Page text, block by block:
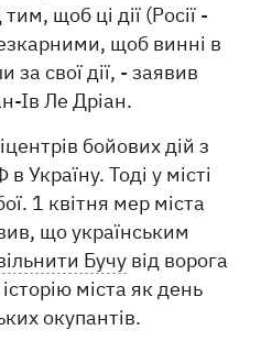
щоб ці дії (Росії -
щоб винні в
за свої дії, - заявив
Ів Ле Дріан.
бойових дій з
Україну. Тоді у місті
1 квітня мер міста
що українським
Бучу від ворога
міста як день
окупантів.